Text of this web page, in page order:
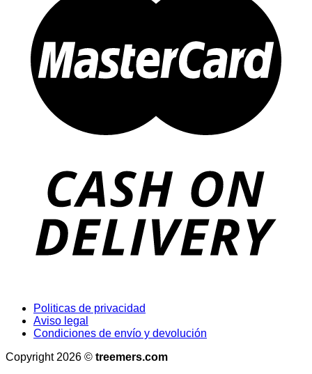
Politicas de privacidad
Aviso legal
Condiciones de envío y devolución
Copyright 2026 © treemers.com